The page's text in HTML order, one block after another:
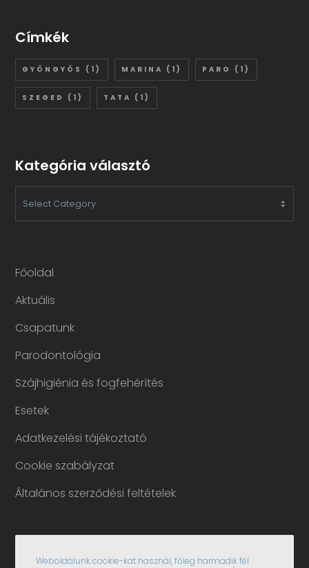
Címkék
GYÖNGYÖS (1) MARINA (1) PARO (1)
SZEGED (1) TATA (1)
Kategória választó
KATEGÓRIA
Főoldal
Aktuális
Csapatunk
Parodontológia
Szájhigiénia és fogfehérítés
Esetek
Adatkezelési tájékoztató
Cookie szabályzat
Általános szerződési feltételek
Weboldalunk cookie-kat használ, főleg harmadik fél